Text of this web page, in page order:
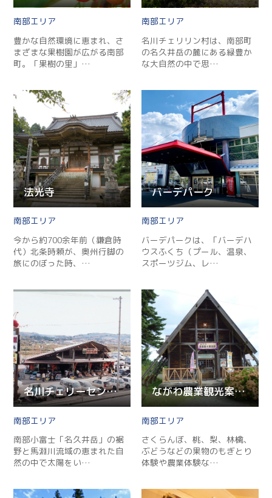
南部
豊かな自然環境に恵まれ、さ
まざまな果樹園が広がる南部
町。「果樹の里」…
南部
名川チェリリン村は、南部町
の名久井岳の麓にある緑豊か
な大自然の中で思…
法光寺
南部
今から約700余年前（鎌倉時
代）北条時頼が、奥州行脚の
旅にのぼった時、…
バーデパーク
南部
バーデパークは、「バーデハ
ウスふくち（プール、温泉、
スポーツジム、レ…
名川チェリーセンター
南部
南部小富士「名久井岳」の裾
野と馬淵川流域の恵まれた自
然の中で太陽をい…
ながわ農業観光案内所
南部
さくらんぼ、桃、梨、林檎、
ぶどうなどの果物のもぎとり
体験や農業体験な…
Twitter
Facebook